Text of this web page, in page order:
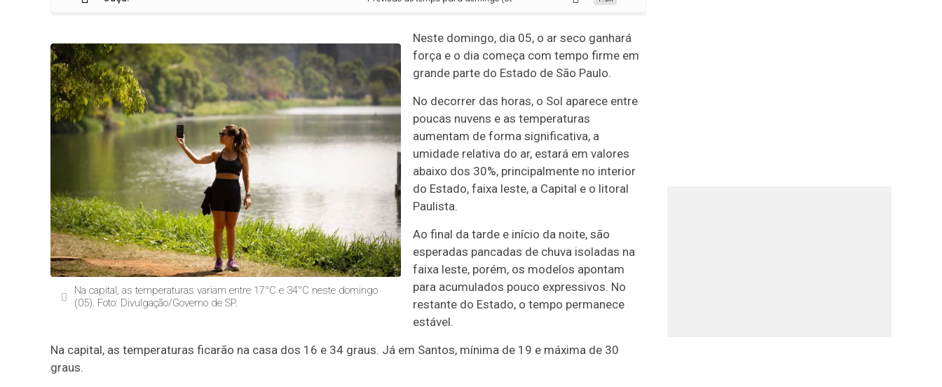
Na capital, as temperaturas variam entre 17°C e 34°C neste domingo
(05). Foto: Divulgação/Governo de SP.
Neste domingo, dia 05, o ar seco ganhará
força e o dia começa com tempo firme em
grande parte do Estado de São Paulo.
No decorrer das horas, o Sol aparece entre
poucas nuvens e as temperaturas
aumentam de forma significativa, a
umidade relativa do ar, estará em valores
abaixo dos 30%, principalmente no interior
do Estado, faixa leste, a Capital e o litoral
Paulista.
Ao final da tarde e início da noite, são
esperadas pancadas de chuva isoladas na
faixa leste, porém, os modelos apontam
para acumulados pouco expressivos. No
restante do Estado, o tempo permanece
estável.
Na capital, as temperaturas ficarão na casa dos 16 e 34 graus. Já em Santos, mínima de 19 e máxima de 30
graus.